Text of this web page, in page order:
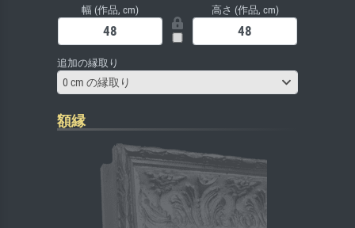
幅 (作品, cm) 高さ (作品, cm)
追加の縁取り
0 cm の縁取り
額縁